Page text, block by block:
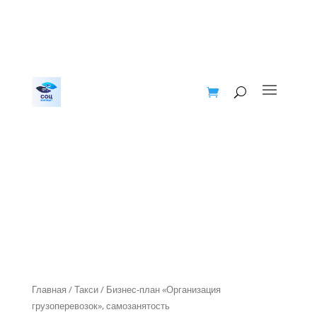
Главная /Такси/ Бизнес-план «Организация
грузоперевозок», самозанятость